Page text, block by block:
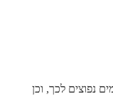
נפוצים לכך, וכן